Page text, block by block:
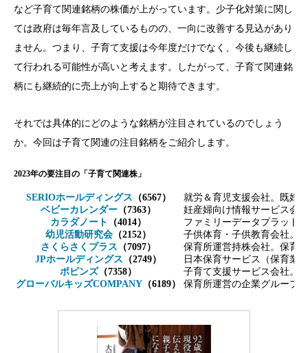
など子育て関連銘柄の株価が上がっています。少子化対策に関し
ては政府は毎年言及しているものの、一向に改善する見込があり
ません。つまり、子育て支援は今年度だけでなく、今後も継続し
て行われる可能性が高いと考えます。したがって、子育て関連銘
柄にも継続的に売上が向上すると期待できます。
それでは具体的にどのような銘柄が注目されているのでしょう
か。今回は子育て関連の注目銘柄をご紹介します。
2023年の要注目の「子育て関連株」
SERIOホールディングス （6567）
就労＆育児支援会社。既婚
ベビーカレンダー （7363）
妊産婦向け情報サービス会
カラダノート
（4014）
ファミリーデータプラット
幼児活動研究会 （2152）
子供体育・子供教育会社。
さくらさくプラス （7097）
保育所運営持株会社。保育
JPホールディングス （2749）
日本保育サービス（保育業
ポピンズ（7358）
子育て支援サービス会社。
グローバルキッズCOMPANY （6189） 保育所運営の企業グループ